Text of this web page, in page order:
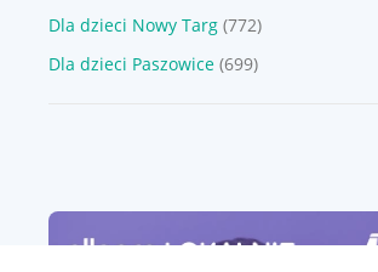
Dla dzieci Nowy Targ (772)
Dla dzieci Paszowice (699)